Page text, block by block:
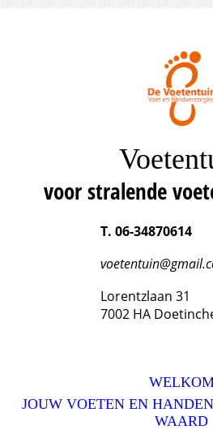
voor stralende
T. 06-34870614
Lorentzlaan 31
7002 HA
JOUW VOETEN EN
WAARD